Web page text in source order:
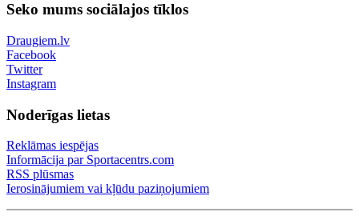
Seko mums sociālajos tīklos
Draugiem.lv
Facebook
Twitter
Instagram
Noderīgas lietas
Reklāmas iespējas
Informācija par Sportacentrs.com
RSS plūsmas
Ierosinājumiem vai kļūdu paziņojumiem